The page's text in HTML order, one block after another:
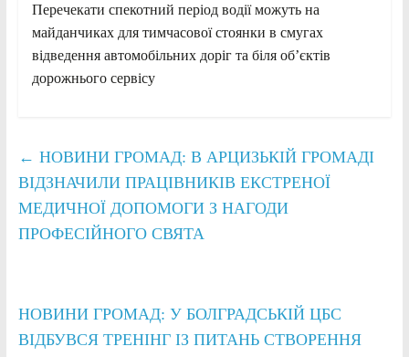
Перечекати спекотний період водії можуть на
майданчиках для тимчасової стоянки в смугах
відведення автомобільних доріг та біля об’єктів
дорожнього сервісу
← НОВИНИ ГРОМАД: В АРЦИЗЬКІЙ ГРОМАДІ
ВІДЗНАЧИЛИ ПРАЦІВНИКІВ ЕКСТРЕНОЇ
МЕДИЧНОЇ ДОПОМОГИ З НАГОДИ
ПРОФЕСІЙНОГО СВЯТА
НОВИНИ ГРОМАД: У БОЛГРАДСЬКІЙ ЦБС
ВІДБУВСЯ ТРЕНІНГ ІЗ ПИТАНЬ СТВОРЕННЯ